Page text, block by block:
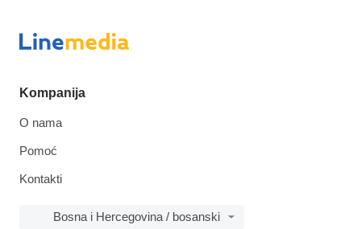
Kompanija
O nama
Pomoć
Kontakti
Bosna i Hercegovina / bosanski